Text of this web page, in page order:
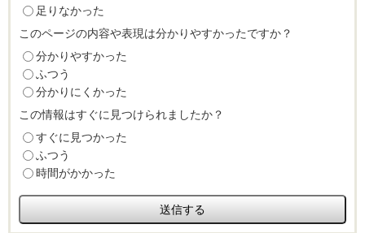
足りなかった
このページの内容や表現は分かりやすかったですか？
分かりやすかった
ふつう
分かりにくかった
この情報はすぐに見つけられましたか？
すぐに見つかった
ふつう
時間がかかった